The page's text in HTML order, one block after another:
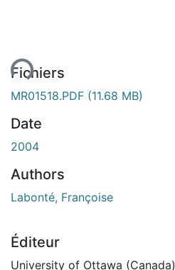
Fichiers
MR01518.PDF (11.68 MB)
Date
2004
Authors
Labonté, Françoise
Éditeur
University of Ottawa (Canada)